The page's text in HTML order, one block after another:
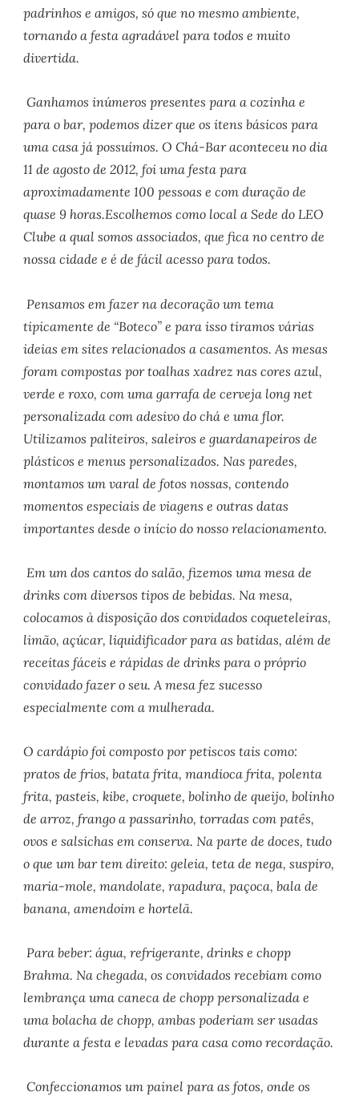
padrinhos e amigos, só que no mesmo ambiente,
tornando a festa agradável para todos e muito
divertida.
Ganhamos inúmeros presentes para a cozinha e
para o bar, podemos dizer que os itens básicos para
uma casa já possuímos. O Chá-Bar aconteceu no dia
11 de agosto de 2012, foi uma festa para
aproximadamente 100 pessoas e com duração de
quase 9 horas.Escolhemos como local a Sede do LEO
Clube a qual somos associados, que fica no centro de
nossa cidade e é de fácil acesso para todos.
Pensamos em fazer na decoração um tema
tipicamente de “Boteco” e para isso tiramos várias
ideias em sites relacionados a casamentos. As mesas
foram compostas por toalhas xadrez nas cores azul,
verde e roxo, com uma garrafa de cerveja long net
personalizada com adesivo do chá e uma flor.
Utilizamos paliteiros, saleiros e guardanapeiros de
plásticos e menus personalizados. Nas paredes,
montamos um varal de fotos nossas, contendo
momentos especiais de viagens e outras datas
importantes desde o início do nosso relacionamento.
Em um dos cantos do salão, fizemos uma mesa de
drinks com diversos tipos de bebidas. Na mesa,
colocamos à disposição dos convidados coqueteleiras,
limão, açúcar, liquidificador para as batidas, além de
receitas fáceis e rápidas de drinks para o próprio
convidado fazer o seu. A mesa fez sucesso
especialmente com a mulherada.
O cardápio foi composto por petiscos tais como:
pratos de frios, batata frita, mandioca frita, polenta
frita, pasteis, kibe, croquete, bolinho de queijo, bolinho
de arroz, frango a passarinho, torradas com patês,
ovos e salsichas em conserva. Na parte de doces, tudo
o que um bar tem direito: geleia, teta de nega, suspiro,
maria-mole, mandolate, rapadura, paçoca, bala de
banana, amendoim e hortelã.
Para beber: água, refrigerante, drinks e chopp
Brahma. Na chegada, os convidados recebiam como
lembrança uma caneca de chopp personalizada e
uma bolacha de chopp, ambas poderiam ser usadas
durante a festa e levadas para casa como recordação.
Confeccionamos um painel para as fotos, onde os